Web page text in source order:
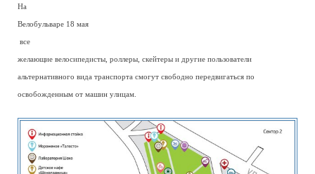
На
Велобульваре 18 мая
все
желающие велосипедисты, роллеры, скейтеры и другие пользователи
альтернативного вида транспорта смогут свободно передвигаться по
освобожденным от машин улицам.